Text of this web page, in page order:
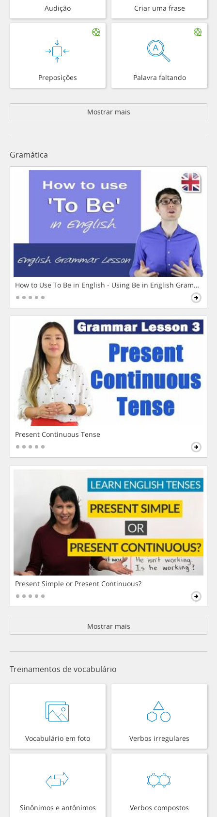
Audição Criar uma frase
Preposições Palavra faltando
Mostrar mais
Gramática
How to Use To Be in English - Using Be in English Grammar
Present Continuous Tense
Present Simple or Present Continuous?
Mostrar mais
Treinamentos de vocabulário
Vocabulário em foto Verbos irregulares
Sinônimos e antônimos Verbos compostos